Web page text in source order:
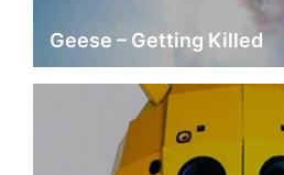
Geese – Getting Killed